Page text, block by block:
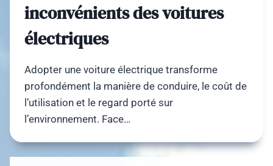
inconvénients des voitures
électriques
Adopter une voiture électrique transforme
profondément la manière de conduire, le coût de
l’utilisation et le regard porté sur
l’environnement. Face…